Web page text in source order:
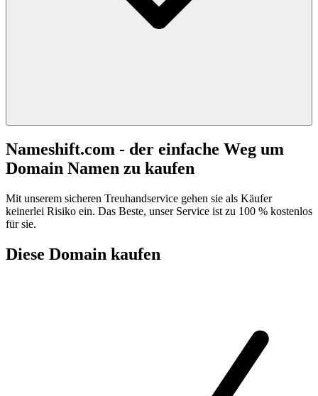
Nameshift.com - der einfache Weg um
Domain Namen zu kaufen
Mit unserem sicheren Treuhandservice gehen sie als Käufer
keinerlei Risiko ein. Das Beste, unser Service ist zu 100 % kostenlos
für sie.
Diese Domain kaufen